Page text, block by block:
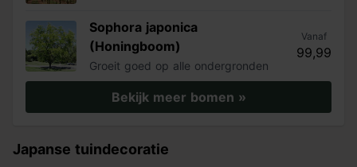
Sophora japonica
(Honingboom)
Groeit goed op alle ondergronden
Vanaf
99,99
Bekijk meer bomen »
Japanse tuindecoratie